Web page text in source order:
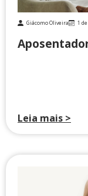
Giácomo Oliveira 1
Leia mais >